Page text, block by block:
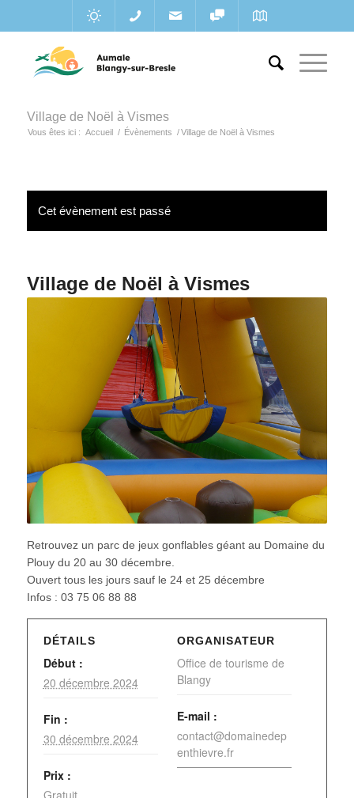
Village de Noël à Vismes
Vous êtes ici : Accueil / Évènements / Village de Noël à Vismes
Cet évènement est passé
Village de Noël à Vismes
Retrouvez un parc de jeux gonflables géant au Domaine du
Plouy du 20 au 30 décembre.
Ouvert tous les jours sauf le 24 et 25 décembre
Infos : 03 75 06 88 88
DÉTAILS
Début :
20 décembre 2024
Fin :
30 décembre 2024
Prix :
Gratuit
ORGANISATEUR
Office de tourisme de
Blangy
E-mail :
contact@domainedep
enthievre.fr